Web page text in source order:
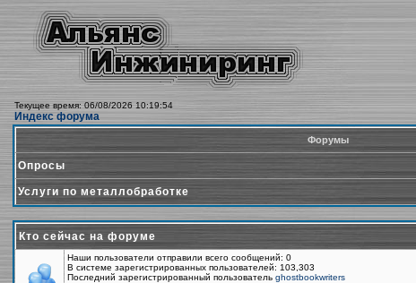
Текущее время: 06/08/2026 10:19:54
Индекс форума
Форумы
Опросы
Услуги по металлобработке
Кто сейчас на форуме
Наши пользователи отправили всего сообщений: 0
В системе зарегистрированных пользователей: 103,303
Последний зарегистрированный пользователь ghostbookwriters